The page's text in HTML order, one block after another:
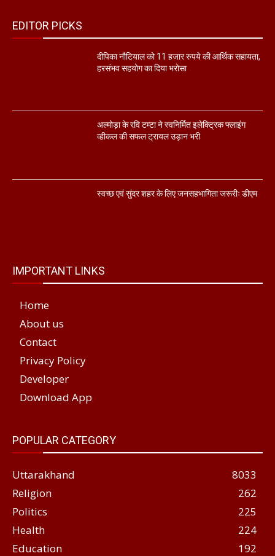
EDITOR PICKS
दीपिका नौटियाल को 11 हजार रुपये की आर्थिक सहायता,
हरसंभव सहयोग का दिया भरोसा
अल्मोड़ा के रवि टम्टा ने स्वनिर्मित इलेक्ट्रिक फ्लाइंग
व्हीकल की सफल ट्रायल उड़ान भरी
स्वच्छ एवं सुंदर शहर के लिए जनसहभागिता जरूरीः डीएम
IMPORTANT LINKS
Home
About us
Contact
Privacy Policy
Developer
Download App
POPULAR CATEGORY
Uttarakhand
8033
Religion
262
Politics
225
Health
224
Education
192